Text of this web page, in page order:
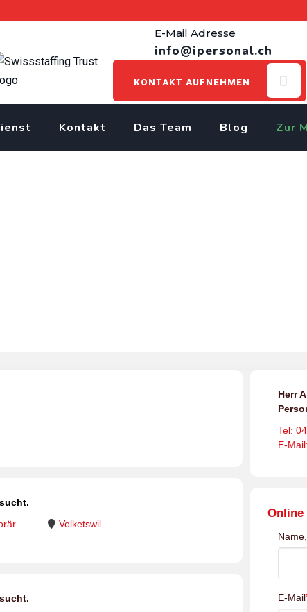
E-Mail Adresse
info@ipersonal.ch
KONTAKT AUFNEHMEN
Kontakt Das Team Blog Zur
Volketswil
Herr
Tel:
E-
Online
E-Mail